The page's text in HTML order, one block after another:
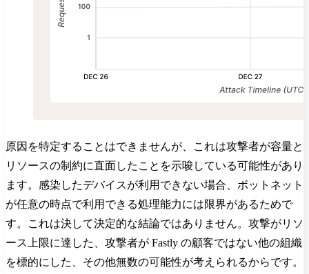
原因を特定することはできませんが、これは攻撃者が容量と
リソースの制約に直面したことを示唆している可能性があり
ます。感染したデバイスが利用できない場合、ボットネット
が任意の時点で利用できる処理能力には限界があるためで
す。これは決して決定的な結論ではありません。攻撃がリソ
ース上限に達した、攻撃者が Fastly の顧客ではない他の組織
を標的にした、その他無数の可能性が考えられるからです。